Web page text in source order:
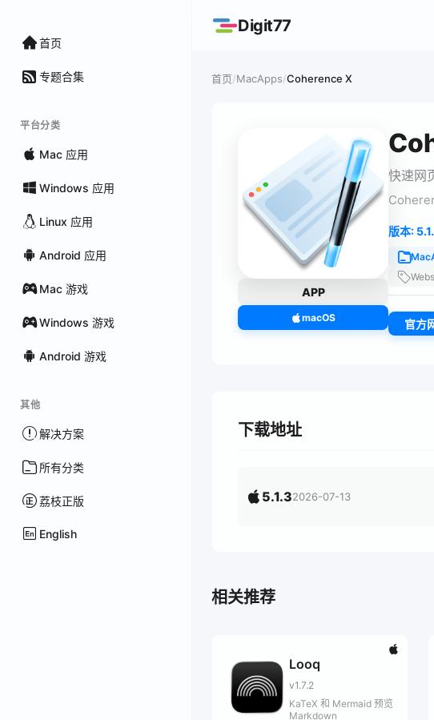
首页
专题合集
平台分类
Mac 应用
Windows 应用
Linux 应用
Android 应用
Mac 游戏
Windows 游戏
Android 游戏
其他
解决方案
所有分类
荔枝正版
English
Digit77
首页/MacApps/Coherence X
APP
macOS
快速网
版本:
官方
下载地址
5.1.32026-07-13
相关推荐
Looq
v1.7.2
KaTeX 和 Mermaid 预览
Markdown